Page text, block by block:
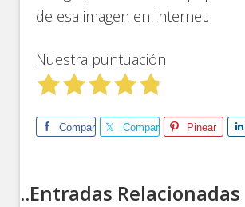
de esa imagen en Internet.
Nuestra puntuación
Comparte Comparte Pinear
..Entradas Relacionadas